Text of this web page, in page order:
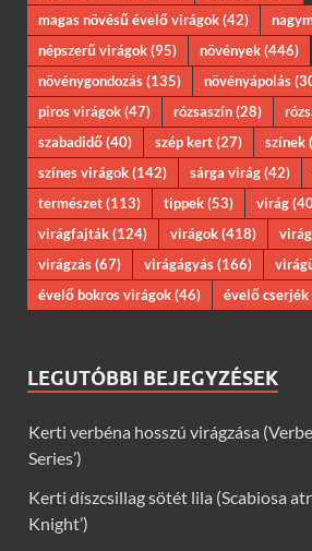
magas növésű évelő virágok(42)
népszerű virágok(95) növények(446)
növénygondozás(135) növényápolás
piros virágok(47) rózsaszín(28)
szabadidő(40) szép kert(27) színek
színes virágok(142) sárga virág(42)
természet(113) tippek(53) virág
virágfajták(124) virágok(418)
virágzás(67) virágágyás(166)
évelő bokros virágok(46) évelő cserjék
LEGUTÓBBI BEJEGYZÉSEK
Kerti verbéna hosszú virágzása
Series’)
Kerti díszcsillag sötét lila (Scabiosa
Knight’)